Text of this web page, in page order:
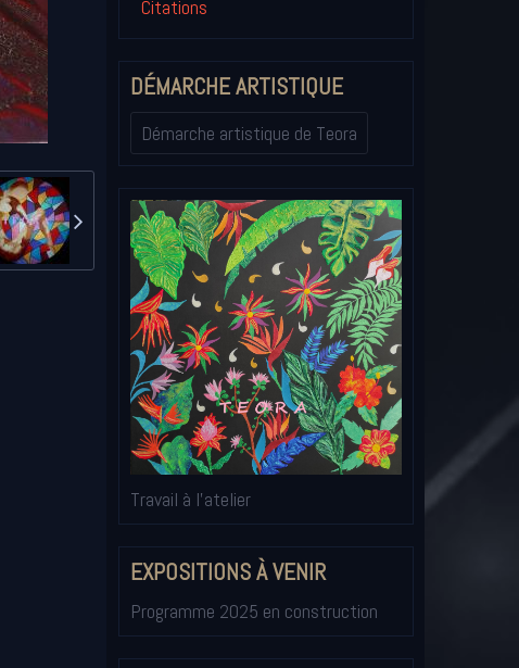
Citations
DÉMARCHE ARTISTIQUE
Démarche artistique de Teora
Travail à l'atelier
EXPOSITIONS À VENIR
Programme 2025 en construction